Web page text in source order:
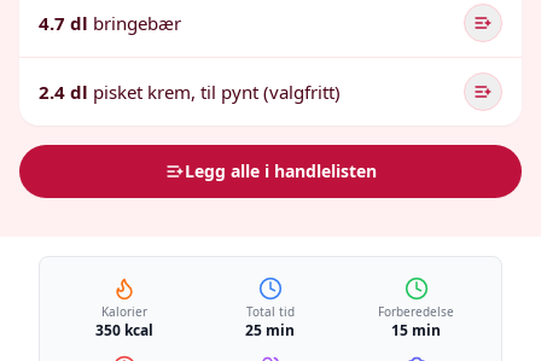
4.7 dl bringebær
2.4 dl pisket krem, til pynt (valgfritt)
Legg alle i handlelisten
Kalorier
350 kcal
Total tid
25 min
Forberedelse
15 min